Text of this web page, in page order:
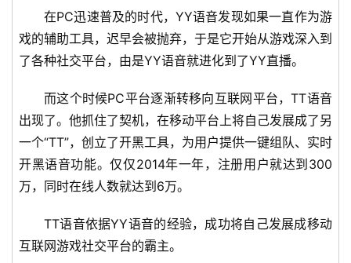
在PC迅速普及的时代，YY语音发现如果一直作为游
戏的辅助工具，迟早会被抛弃，于是它开始从游戏深入到
了各种社交平台，由是YY语音就进化到了YY直播。
而这个时候PC平台逐渐转移向互联网平台，TT语音
出现了。他抓住了契机，在移动平台上将自己发展成了另
一个“TT”，创立了开黑工具，为用户提供一键组队、实时
开黑语音功能。仅仅2014年一年，注册用户就达到300
万，同时在线人数就达到6万。
TT语音依据YY语音的经验，成功将自己发展成移动
互联网游戏社交平台的霸主。